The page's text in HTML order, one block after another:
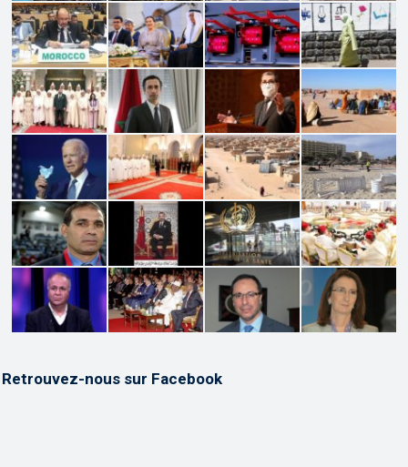
Retrouvez-nous sur Facebook